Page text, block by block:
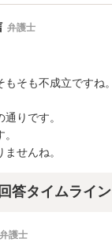
弁護士
そも不成立ですね。
りです。
せんね。
答タイムライン
弁護士